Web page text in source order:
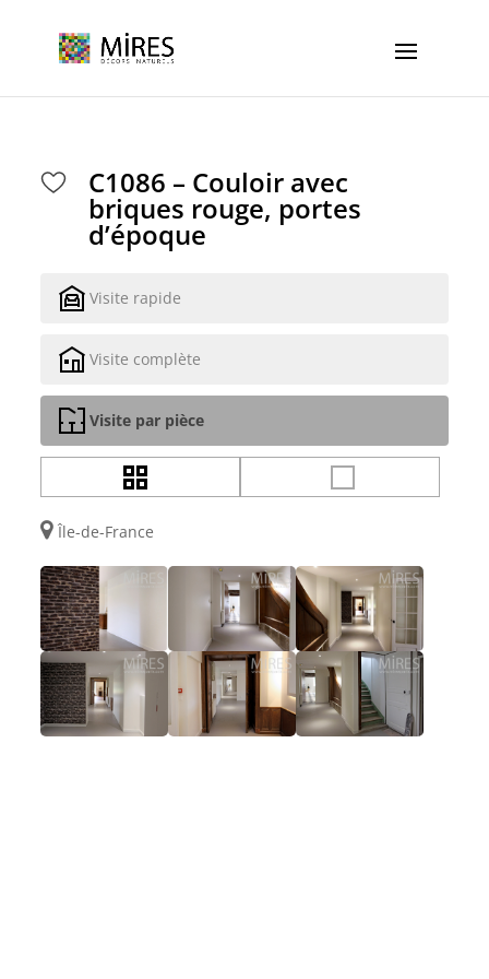
C1086 – Couloir avec
briques rouge, portes
d’époque
Visite rapide
Visite complète
Visite par pièce
Île-de-France